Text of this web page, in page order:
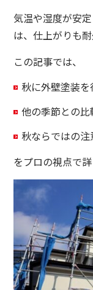
気温や湿度が安
は、仕上がりも
この記事では、
秋に外壁塗装
他の季節との比
秋ならではの注
をプロの視点で